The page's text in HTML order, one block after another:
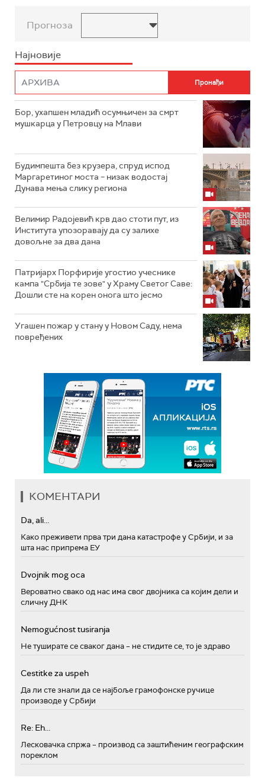
Прогноза
Најновије
Бор, ухапшен младић осумњичен за смрт
мушкарца у Петровцу на Млави
Будимпешта без крузера, спруд испод
Маргаретиног моста – низак водостај
Дунава мења слику региона
Велимир Радојевић крв дао стоти пут, из
Института упозоравају да су залихе
довољне за два дана
Патријарх Порфирије угостио учеснике
кампа "Србија те зове" у Храму Светог Саве:
Дошли сте на корен онога што јесмо
Угашен пожар у стану у Новом Саду, нема
повређених
КОМЕНТАРИ
Da, ali...
Како преживети прва три дана катастрофе у Србији, и за
шта нас припрема ЕУ
Dvojnik mog oca
Вероватно свако од нас има свог двојника са којим дели и
сличну ДНК
Nemogućnost tusiranja
Не туширате се сваког дана – не стидите се, то је здраво
Cestitke za uspeh
Да ли сте знали да се најбоље грамофонске ручице
производе у Србији
Re: Eh...
Лесковачка спржа – производ са заштићеним географским
пореклом